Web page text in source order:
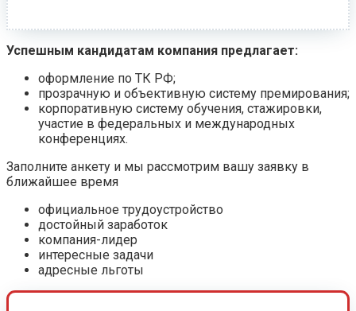
Успешным кандидатам компания предлагает:
оформление по ТК РФ;
прозрачную и объективную систему премирования;
корпоративную систему обучения, стажировки,
участие в федеральных и международных
конференциях.
Заполните анкету и мы рассмотрим вашу заявку в
ближайшее время
официальное трудоустройство
достойный заработок
компания-лидер
интересные задачи
адресные льготы